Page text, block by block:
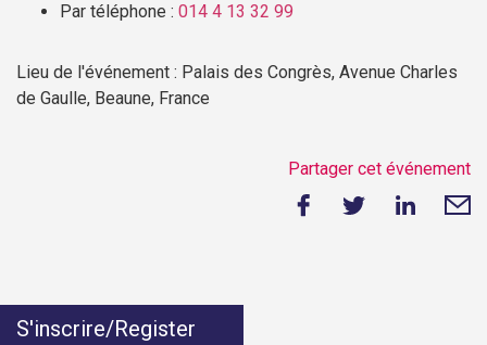
Par téléphone : 014 4 13 32 99
Lieu de l'événement : Palais des Congrès, Avenue Charles
de Gaulle, Beaune, France
Partager cet événement
S'inscrire/Register